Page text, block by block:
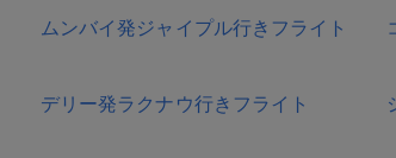
ムンバイ発ジャイプル行きフライト
デリー発ラクナウ行きフライト